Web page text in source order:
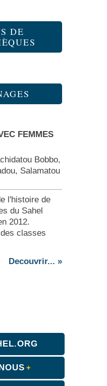
DE
FEMMES
Bobbo,
Salamatou
l'histoire de
du Sahel
2012.
classes
Decouvrir... »